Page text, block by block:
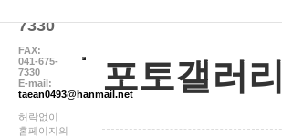
포토갤러리
7330
FAX:
041-675-
7330
E-mail:
taean0493@hanmail.net
허락없이
홈페이지의